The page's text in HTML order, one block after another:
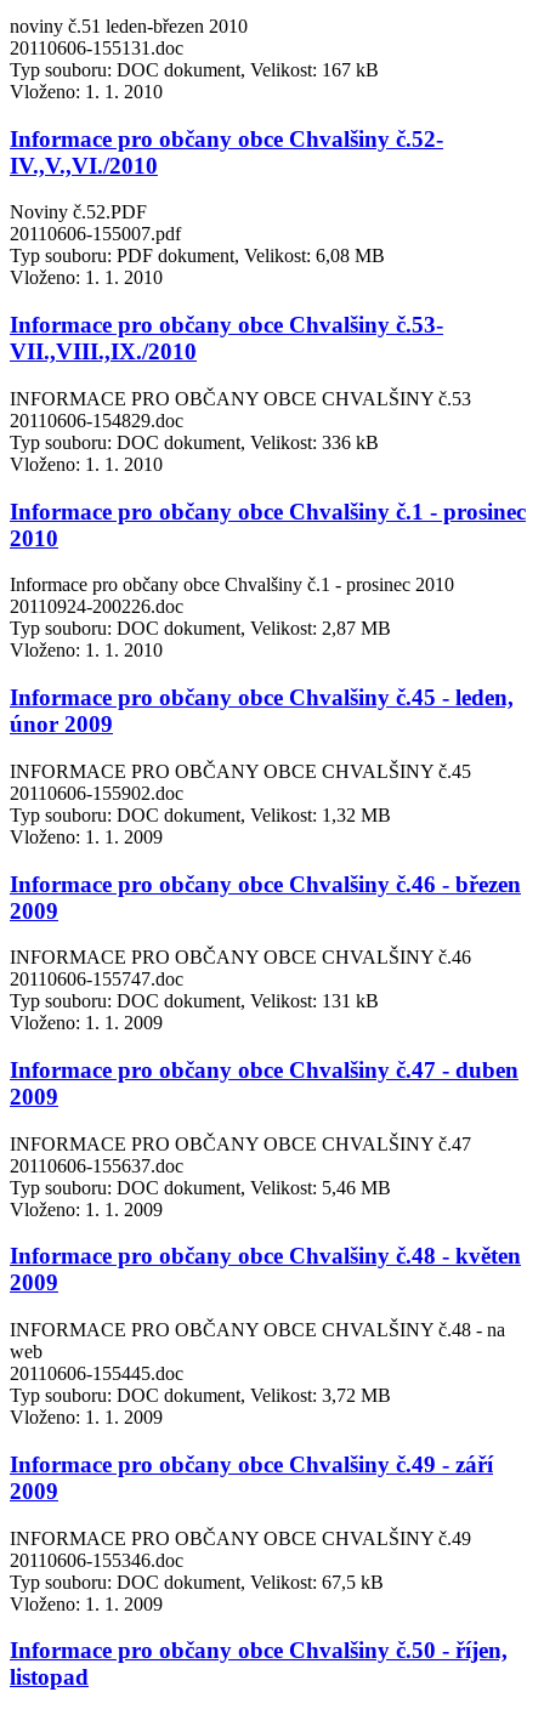
noviny č.51 leden-březen 2010
20110606-155131.doc
Typ souboru: DOC dokument, Velikost: 167 kB
Vloženo: 1. 1. 2010
Informace pro občany obce Chvalšiny č.52-
IV.,V.,VI./2010
Noviny č.52.PDF
20110606-155007.pdf
Typ souboru: PDF dokument, Velikost: 6,08 MB
Vloženo: 1. 1. 2010
Informace pro občany obce Chvalšiny č.53-
VII.,VIII.,IX./2010
INFORMACE PRO OBČANY OBCE CHVALŠINY č.53
20110606-154829.doc
Typ souboru: DOC dokument, Velikost: 336 kB
Vloženo: 1. 1. 2010
Informace pro občany obce Chvalšiny č.1 - prosinec
2010
Informace pro občany obce Chvalšiny č.1 - prosinec 2010
20110924-200226.doc
Typ souboru: DOC dokument, Velikost: 2,87 MB
Vloženo: 1. 1. 2010
Informace pro občany obce Chvalšiny č.45 - leden,
únor 2009
INFORMACE PRO OBČANY OBCE CHVALŠINY č.45
20110606-155902.doc
Typ souboru: DOC dokument, Velikost: 1,32 MB
Vloženo: 1. 1. 2009
Informace pro občany obce Chvalšiny č.46 - březen
2009
INFORMACE PRO OBČANY OBCE CHVALŠINY č.46
20110606-155747.doc
Typ souboru: DOC dokument, Velikost: 131 kB
Vloženo: 1. 1. 2009
Informace pro občany obce Chvalšiny č.47 - duben
2009
INFORMACE PRO OBČANY OBCE CHVALŠINY č.47
20110606-155637.doc
Typ souboru: DOC dokument, Velikost: 5,46 MB
Vloženo: 1. 1. 2009
Informace pro občany obce Chvalšiny č.48 - květen
2009
INFORMACE PRO OBČANY OBCE CHVALŠINY č.48 - na
web
20110606-155445.doc
Typ souboru: DOC dokument, Velikost: 3,72 MB
Vloženo: 1. 1. 2009
Informace pro občany obce Chvalšiny č.49 - září
2009
INFORMACE PRO OBČANY OBCE CHVALŠINY č.49
20110606-155346.doc
Typ souboru: DOC dokument, Velikost: 67,5 kB
Vloženo: 1. 1. 2009
Informace pro občany obce Chvalšiny č.50 - říjen,
listopad